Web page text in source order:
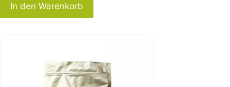
In den Warenkorb